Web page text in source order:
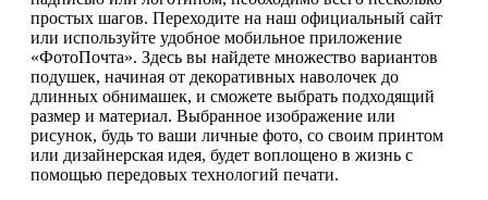
простых шагов. Переходите на наш официальный сайт
или используйте удобное мобильное приложение
«ФотоПочта». Здесь вы найдете множество вариантов
подушек, начиная от декоративных наволочек до
длинных обнимашек, и сможете выбрать подходящий
размер и материал. Выбранное изображение или
рисунок, будь то ваши личные фото, со своим принтом
или дизайнерская идея, будет воплощено в жизнь с
помощью передовых технологий печати.